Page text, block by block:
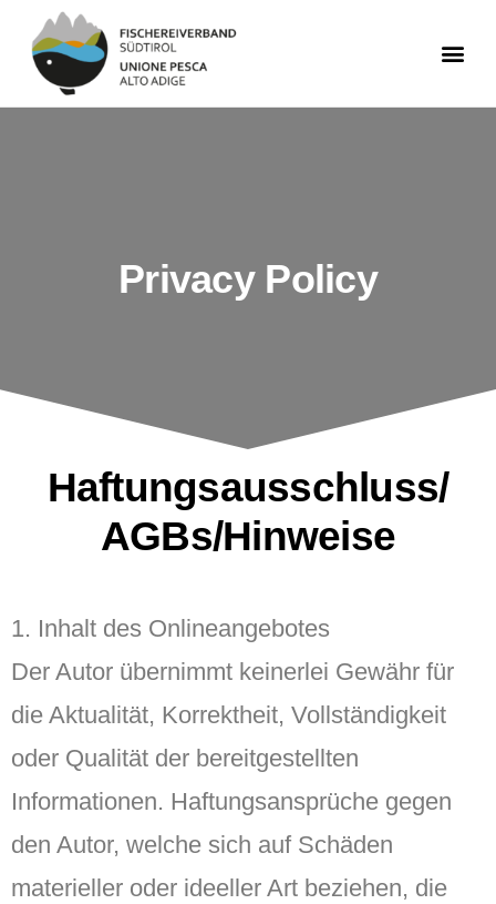
Privacy Policy
Haftungsausschluss/
AGBs/Hinweise
1. Inhalt des Onlineangebotes
Der Autor übernimmt keinerlei Gewähr für
die Aktualität, Korrektheit, Vollständigkeit
oder Qualität der bereitgestellten
Informationen. Haftungsansprüche gegen
den Autor, welche sich auf Schäden
materieller oder ideeller Art beziehen, die